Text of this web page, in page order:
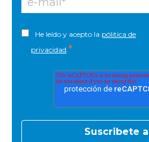
He leído y acepto la pólitica de
privacidad *